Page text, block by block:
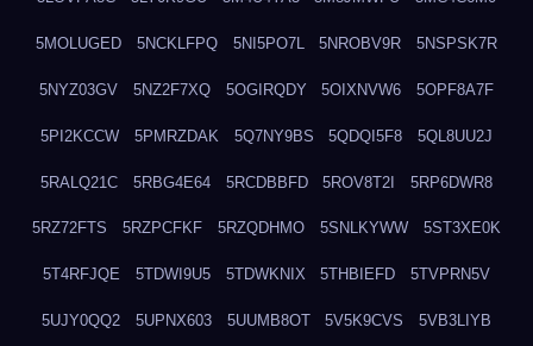
5MOLUGED 5NCKLFPQ 5NI5PO7L 5NROBV9R 5NSPSK7R
5NYZ03GV 5NZ2F7XQ 5OGIRQDY 5OIXNVW6 5OPF8A7F
5PI2KCCW 5PMRZDAK 5Q7NY9BS 5QDQI5F8 5QL8UU2J
5RALQ21C 5RBG4E64 5RCDBBFD 5ROV8T2I 5RP6DWR8
5RZ72FTS 5RZPCFKF 5RZQDHMO 5SNLKYWW 5ST3XE0K
5T4RFJQE 5TDWI9U5 5TDWKNIX 5THBIEFD 5TVPRN5V
5UJY0QQ2 5UPNX603 5UUMB8OT 5V5K9CVS 5VB3LIYB